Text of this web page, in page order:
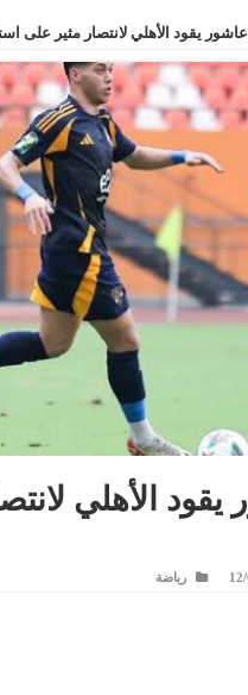
عاشور يقود الأهلي لانتصار مثير على
يقود الأهلي
رياضة